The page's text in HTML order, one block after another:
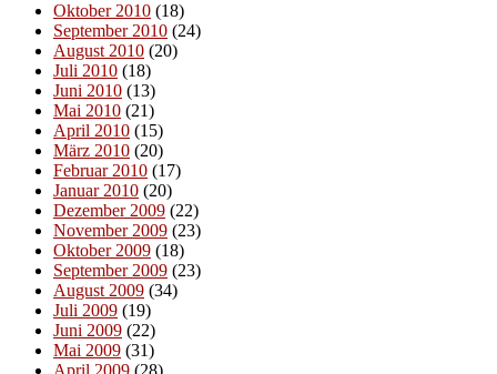
Oktober 2010 (18)
September 2010 (24)
August 2010 (20)
Juli 2010 (18)
Juni 2010 (13)
Mai 2010 (21)
April 2010 (15)
März 2010 (20)
Februar 2010 (17)
Januar 2010 (20)
Dezember 2009 (22)
November 2009 (23)
Oktober 2009 (18)
September 2009 (23)
August 2009 (34)
Juli 2009 (19)
Juni 2009 (22)
Mai 2009 (31)
April 2009 (28)